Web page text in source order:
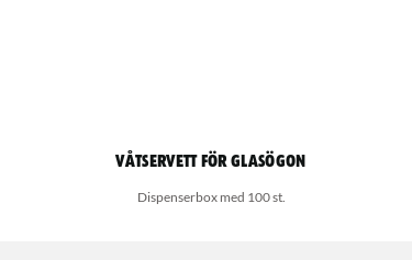
Våtservett för glasögon
Dispenserbox med 100 st.